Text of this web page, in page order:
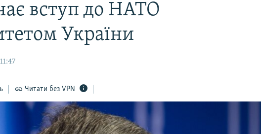
вступ до НАТО
України
Читати без VPN